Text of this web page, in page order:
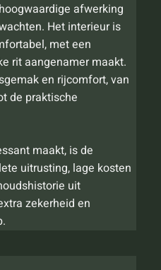
afwerking
Het interieur is
met een
rit aangenamer maakt.
en rijcomfort, van
de praktische
maakt, is de
uitrusting, lage kosten
uit
zekerheid en